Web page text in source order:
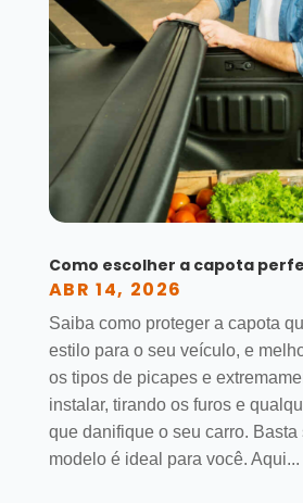
Como escolher a capota
ABR 14, 2026
Saiba como proteger a capota
estilo para o seu veículo, e
os tipos de picapes e
instalar, tirando os furos e
que danifique o seu carro. Basta
modelo é ideal para você. Aqui...